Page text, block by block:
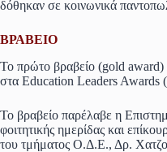
δόθηκαν σε κοινωνικά
ΒΡΑΒΕΙΟ
Το πρώτο βραβείο (gold award)
στα Education Leaders Awards
Το βραβείο παρέλαβε η
φοιτητικής ημερίδας και
του τμήματος Ο.Δ.Ε., Δρ.